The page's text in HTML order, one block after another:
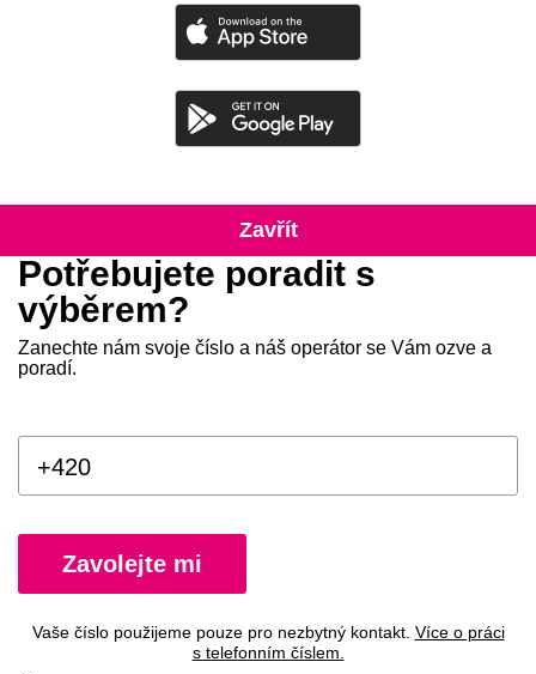
Zavřít
Potřebujete poradit s
výběrem?
Zanechte nám svoje číslo a náš operátor se Vám ozve a
poradí.
+420
Zavolejte mi
Vaše číslo použijeme pouze pro nezbytný kontakt. Více o práci
s telefonním číslem.